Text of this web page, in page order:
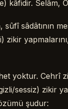
kâfidir. Selâm,
sâdâtının
zikir
yoktur. Cehrî
sessiz) zikir
şudur: